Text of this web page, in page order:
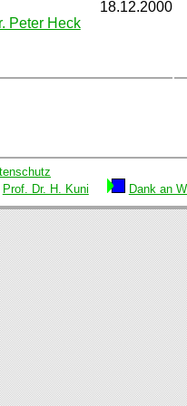
18.12.2000
Peter Heck
Prof. Dr. H. Kuni
Dank an